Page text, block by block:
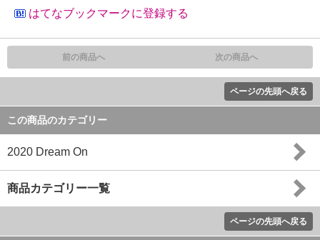
はてなブックマークに登録する
前の商品へ 次の商品へ
ページの先頭へ戻る
この商品のカテゴリー
2020 Dream On
商品カテゴリー一覧
ページの先頭へ戻る